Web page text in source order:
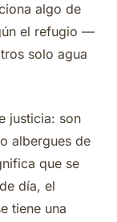
algo de
el refugio —
solo agua
justicia: son
albergues de
que se
día, el
tiene una